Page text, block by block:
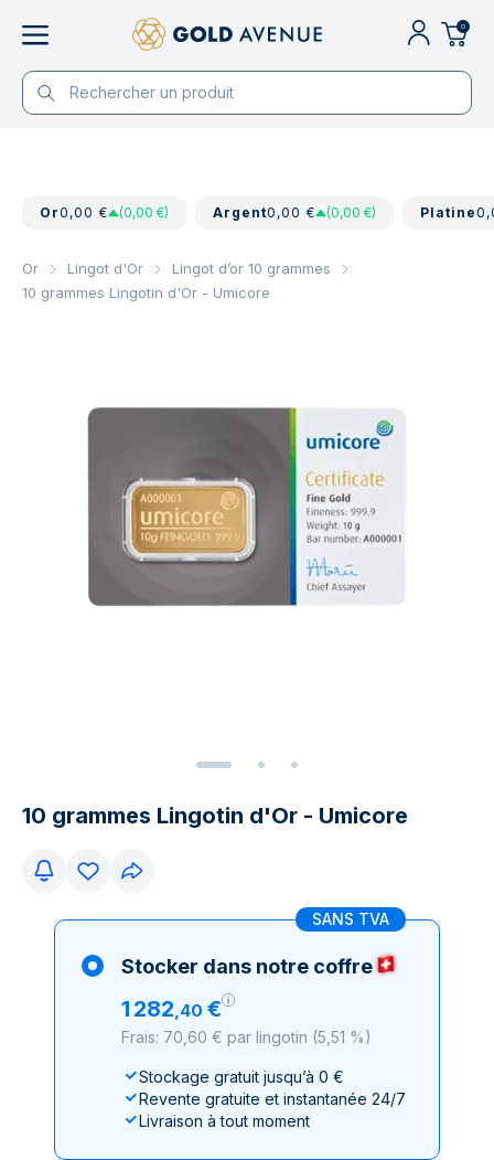
0
Or0,00 € (0,00 €) Argent0,00 € (0,00 €) Platine
Or Lingot d'Or
Lingot d’or 10 grammes
10 grammes Lingotin d'Or - Umicore
10 grammes Lingotin d'Or - Umicore
SANS TVA
Stocker dans notre coffre
1 282,40 €
Frais: 70,60 € par lingotin (5,51 %)
Stockage gratuit jusqu’à 0 €
Revente gratuite et instantanée 24/7
Livraison à tout moment